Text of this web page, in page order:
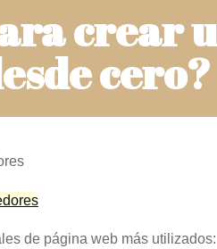
crear
cero?
de página web más utilizados: